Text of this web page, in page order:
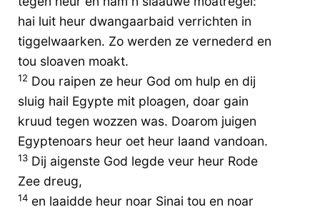
hai luit heur dwangaarbaid verrichten in
tiggelwaarken. Zo werden ze vernederd en
tou sloaven moakt.
12 Dou raipen ze heur God om hulp en dij
sluig hail Egypte mit ploagen, doar gain
kruud tegen wozzen was. Doarom juigen
Egyptenoars heur oet heur laand vandoan.
13 Dij aigenste God legde veur heur Rode
Zee dreug,
14 en laaidde heur noar Sinai tou en noar